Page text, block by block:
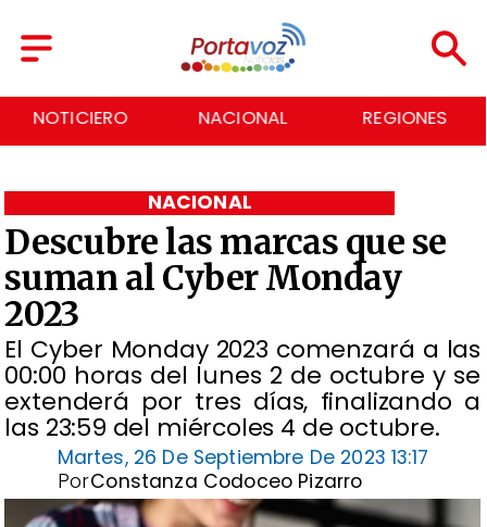
NACIONAL REGIONES ECONOMÍA
Descubre las marcas que se
suman al Cyber Monday
2023
​El Cyber Monday 2023 comenzará a las
00:00 horas del lunes 2 de octubre y se
extenderá por tres días, finalizando a
las 23:59 del miércoles 4 de octubre.
NACIONAL
Martes, 26 De Septiembre De 2023 13:17
Constanza Codoceo Pizarro
Por